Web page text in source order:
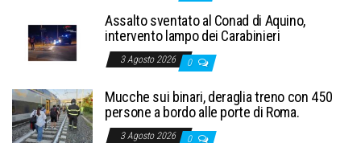
Assalto sventato al Conad di Aquino,
intervento lampo dei Carabinieri
3 Agosto 2026 0
Mucche sui binari, deraglia treno con 450
persone a bordo alle porte di Roma.
3 Agosto 2026 0